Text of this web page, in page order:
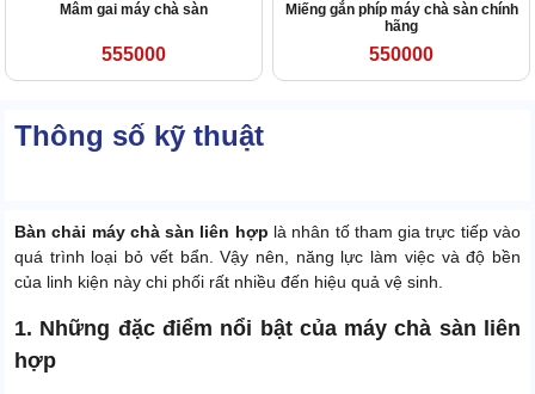
Mâm gai máy chà sàn
555000
Miếng gắn phíp máy chà sàn chính
hãng
550000
Thông số kỹ thuật
Bàn chải máy chà sàn liên hợp là nhân tố tham gia trực tiếp vào
quá trình loại bỏ vết bẩn. Vậy nên, năng lực làm việc và độ bền
của linh kiện này chi phối rất nhiều đến hiệu quả vệ sinh.
1. Những đặc điểm nổi bật của máy chà sàn liên
hợp